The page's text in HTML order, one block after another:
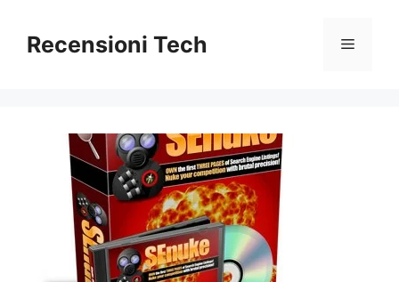
contenuto
Recensioni Tech Menu